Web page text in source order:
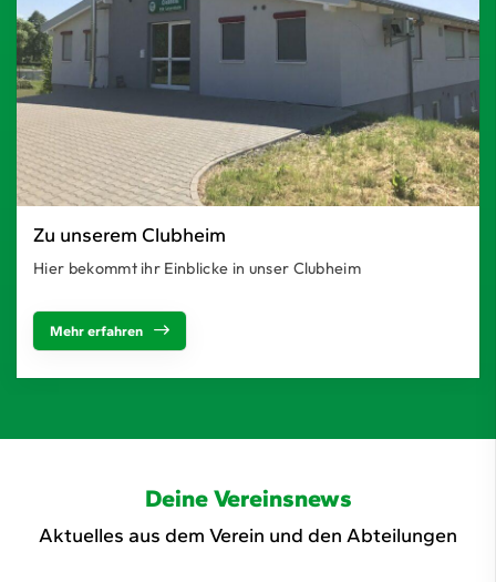
Zu unserem Clubheim
Hier bekommt ihr Einblicke in unser Clubheim
Mehr erfahren
Deine Vereinsnews
Aktuelles aus dem Verein und den Abteilungen